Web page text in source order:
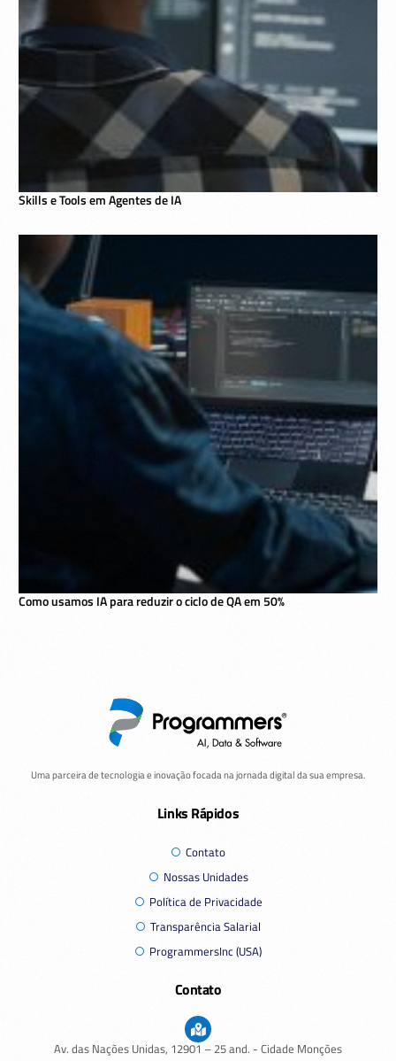
Skills e Tools em Agentes de IA
Como usamos IA para reduzir o ciclo de QA em 50%
Uma parceira de tecnologia e inovação focada na jornada digital da sua empresa.
Links Rápidos
Contato
Nossas Unidades
Política de Privacidade
Transparência Salarial
ProgrammersInc (USA)
Contato
Av. das Nações Unidas, 12901 – 25 and. - Cidade Monções